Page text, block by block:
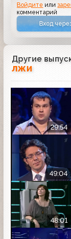
Войдите или
комментарий
Вход
Другие
лжи
29:54
49:04
48:01